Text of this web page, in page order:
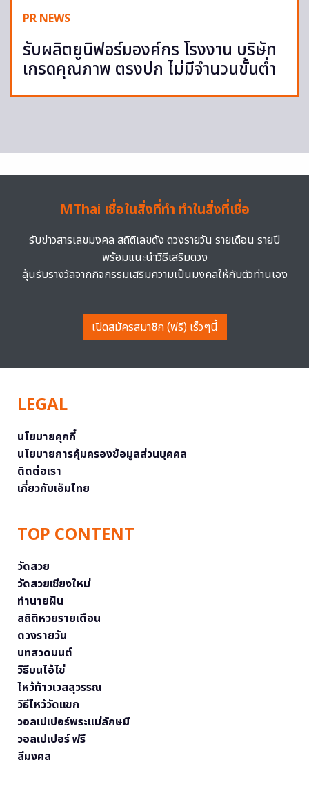
PR NEWS
รับผลิตยูนิฟอร์มองค์กร โรงงาน บริษัท
เกรดคุณภาพ ตรงปก ไม่มีจำนวนขั้นต่ำ
MThai เชื่อในสิ่งที่ทำ ทำในสิ่งที่เชื่อ
รับข่าวสารเลขมงคล สถิติเลขดัง ดวงรายวัน รายเดือน รายปี
พร้อมแนะนำวิธีเสริมดวง
ลุ้นรับรางวัลจากกิจกรรมเสริมความเป็นมงคลให้กับตัวท่านเอง
เปิดสมัครสมาชิก (ฟรี) เร็วๆนี้
LEGAL
นโยบายคุกกี้
นโยบายการคุ้มครองข้อมูลส่วนบุคคล
ติดต่อเรา
เกี่ยวกับเอ็มไทย
TOP CONTENT
วัดสวย
วัดสวยเชียงใหม่
ทำนายฝัน
สถิติหวยรายเดือน
ดวงรายวัน
บทสวดมนต์
วิธีบนไอ้ไข่
ไหว้ท้าวเวสสุวรรณ
วิธีไหว้วัดแขก
วอลเปเปอร์พระแม่ลักษมี
วอลเปเปอร์ ฟรี
สีมงคล